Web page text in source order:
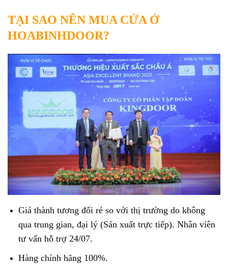
TẠI SAO NÊN MUA CỬA Ở
HOABINHDOOR?
Giá thành tương đối rẻ so với thị trường do không
qua trung gian, đại lý (Sản xuất trực tiếp). Nhân viên
tư vấn hỗ trợ 24/07.
Hàng chính hãng 100%.